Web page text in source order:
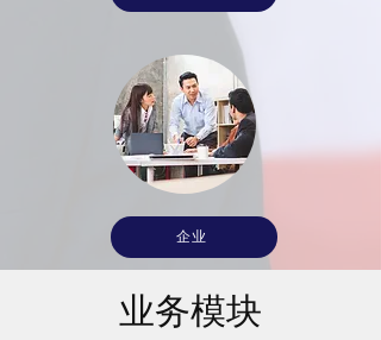
企业
业务模块